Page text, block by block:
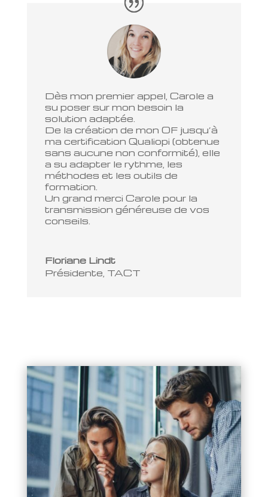
Dès mon premier appel, Carole a
su poser sur mon besoin la
solution adaptée.
De la création de mon OF jusqu’à
ma certification Qualiopi (obtenue
sans aucune non conformité), elle
a su adapter le rythme, les
méthodes et les outils de
formation.
Un grand merci Carole pour la
transmission généreuse de vos
conseils.
Floriane Lindt
Présidente TACT